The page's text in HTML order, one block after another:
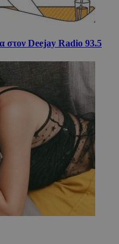
στον Deejay Radio 93.5